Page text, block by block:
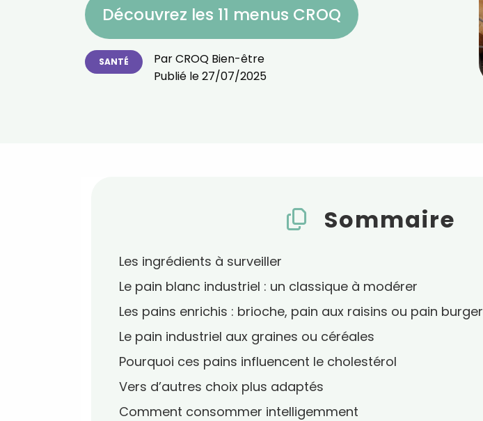
Découvrez les 11 menus CROQ
SANTÉ ParCROQ Bien-être
Publié le27/07/2025
Sommaire
Les ingrédients à surveiller
Le pain blanc industriel : un classique à modérer
Les pains enrichis : brioche, pain aux raisins ou pain burger
Le pain industriel aux graines ou céréales
Pourquoi ces pains influencent le cholestérol
Vers d’autres choix plus adaptés
Comment consommer intelligemment